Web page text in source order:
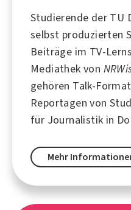
Studierende der TU
selbst produzierten
Beiträge im TV-
Mediathek von
gehören Talk-
Reportagen von
für Journalistik in
Mehr